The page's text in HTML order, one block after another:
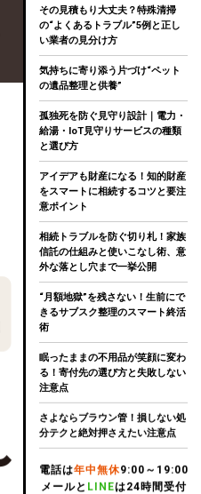
その見積もり大丈夫？特殊清掃
の“よくあるトラブル”5例と正し
い業者の見分け方
気持ちに寄り添う片づけ“ペット
の遺品整理と供養”
孤独死を防ぐ見守り設計｜電力・
給湯・IoT見守りサービスの種類
と選び方
アイデアも財産になる！知的財産
をスマートに相続するコツと要注
意ポイント
相続トラブルを防ぐ切り札！家族
信託の仕組みと使いこなし術、意
外な落とし穴まで一挙公開
“月額地獄”を残さない！生前にで
きるサブスク整理のスマート終活
術
眠ったままの不用品が笑顔に変わ
る！寄付先の選び方と失敗しない
注意点
さよならブラウン管！損しない処
分テクと絶対押さえたい注意点
電話は年中無休9:00～19:00
メールと LINEは24時間受付